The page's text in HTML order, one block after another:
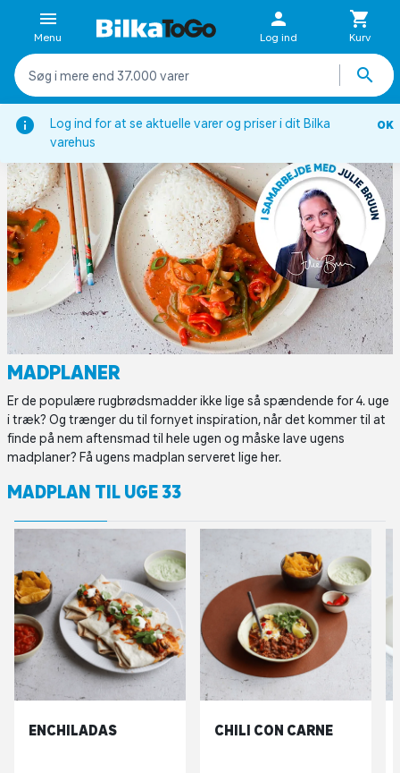
Log ind for at se aktuelle varer og priser i dit Bilka
varehus
OK
Menu Log ind Kurv
Forside Inspiration Opskrifter Madplaner
MADPLANER
Er de populære rugbrødsmadder ikke lige så spændende for 4. uge
i træk? Og trænger du til fornyet inspiration, når det kommer til at
finde på nem aftensmad til hele ugen og måske lave ugens
madplaner? Få ugens madplan serveret lige her.
MADPLAN TIL UGE 33
ENCHILADAS CHILI CON CARNE